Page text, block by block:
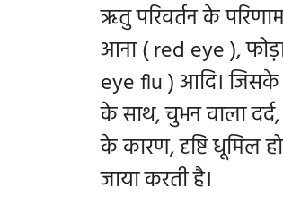
ऋतु परिवर्तन के
आना ( red eye ),
eye flu ) आदि। जिसके
के साथ, चुभन वाला
के कारण, दृष्टि धूमिल
जाया करती है।